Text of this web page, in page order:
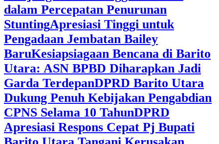
dalam Percepatan Penurunan
StuntingApresiasi Tinggi untuk
Pengadaan Jembatan Bailey
BaruKesiapsiagaan Bencana di Barito
Utara: ASN BPBD Diharapkan Jadi
Garda TerdepanDPRD Barito Utara
Dukung Penuh Kebijakan Pengabdian
CPNS Selama 10 TahunDPRD
Apresiasi Respons Cepat Pj Bupati